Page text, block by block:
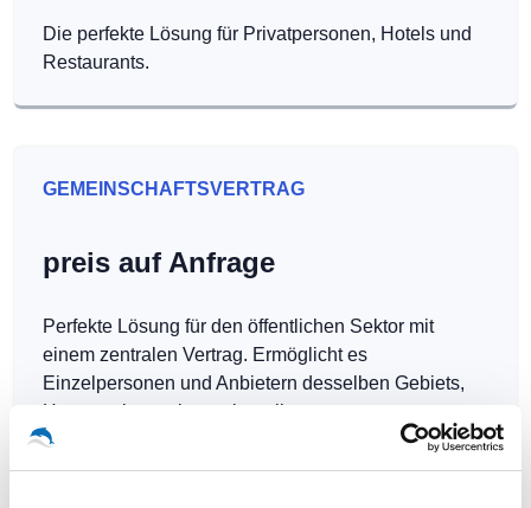
Die perfekte Lösung für Privatpersonen, Hotels und
Restaurants.
GEMEINSCHAFTSVERTRAG
preis auf Anfrage
Perfekte Lösung für den öffentlichen Sektor mit
einem zentralen Vertrag. Ermöglicht es
Einzelpersonen und Anbietern desselben Gebiets,
Hotspots kostenlos zu betreiben.